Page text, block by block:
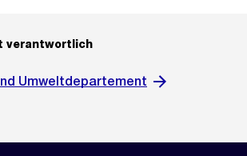
verantwortlich
Umweltdepartement